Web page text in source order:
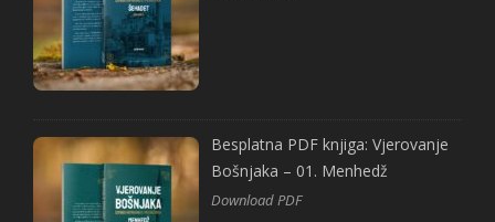
Besplatna PDF knjiga: Vjerovanje
Bošnjaka – 01. Menhedž
Download PDF